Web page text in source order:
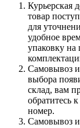
Курьерская
товар
для
удобное
упаковку на
Самовывоз
выбора
склад, вам
обратитесь
номер.
Самовывоз